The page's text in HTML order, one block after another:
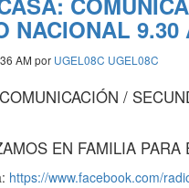
NACIONAL 9.30
AM por UGEL08C UGEL08C
/
EN FAMILIA
https://www.facebook.com/